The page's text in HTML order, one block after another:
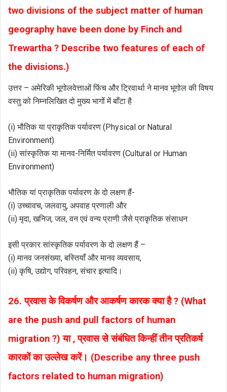
two divisions of the subject matter of human
geography have been done by Finch and
Trewartha ? Describe two features of each of
the divisions.)
उत्तर – अमेरिकी भूगोलवेत्ताओं फिंच और ट्रिवार्था ने मानव भूगोल की विषय
वस्तु को निम्नलिखित दो मुख्य भागों में बाँटा है
(i) भौतिक या प्राकृतिक पर्यावरण (Physical or Natural
Environment)
(ii) सांस्कृतिक या मानव-निर्मित पर्यावरण (Cultural or Human
Environment)
भौतिक यां प्राकृतिक पर्यावरण के दो लक्षण हैं-
(i) उच्चावच, जलवायु, अपवाह प्रणाली और
(ii) मृदा, खनिज, जल, वन एवं वन्य प्राणी जैसे प्राकृतिक संसाधन
इसी प्रकार सांस्कृतिक पर्यावरण के दो लक्षण हैं –
(i) मानव जनसंख्या, बस्तियाँ और मानव व्यवसाय,
(ii) कृषि, उद्योग, परिवहन, संचार इत्यादि।
26. प्रवास के विकर्षण और आकर्षण कारक क्या है ? (What
are the push and pull factors of human
migration ?) या , प्रवास से संबंधित किन्हीं तीन प्रतिकर्ष
कारकों का उल्लेख करें। (Describe any three push
factors related to human migration)